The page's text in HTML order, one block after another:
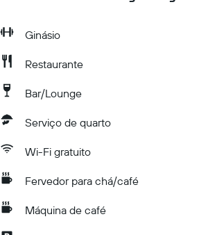
Ginásio
Restaurante
Bar/Lounge
Serviço de quarto
Wi-Fi gratuito
Fervedor para chá/café
Máquina de café